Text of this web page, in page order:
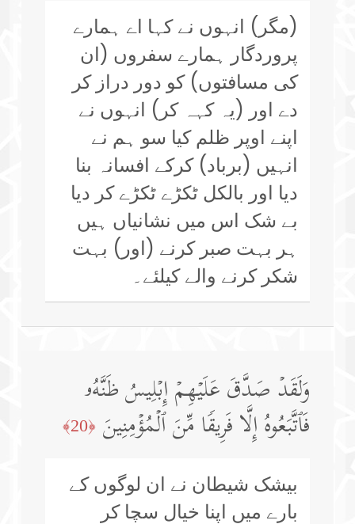
(مگر) انہوں نے کہا اے ہمارے
پروردگار ہمارے سفروں (ان
کی مسافتوں) کو دور دراز کر
دے اور (یہ کہہ کر) انہوں نے
اپنے اوپر ظلم کیا سو ہم نے
انہیں (برباد) کرکے افسانہ بنا
دیا اور بالکل ٹکڑے ٹکڑے کر دیا
بے شک اس میں نشانیاں ہیں
ہر بہت صبر کرنے (اور) بہت
شکر کرنے والے کیلئے۔
وَلَقَدۡ صَدَّقَ عَلَیۡهِمۡ إِبۡلِیسُ ظَنَّهُۥ
فَٱتَّبَعُوهُ إِلَّا فَرِیقࣰا مِّنَ ٱلۡمُؤۡمِنِینَ ﴿20﴾
بیشک شیطان نے ان لوگوں کے
بارے میں اپنا خیال سچا کر